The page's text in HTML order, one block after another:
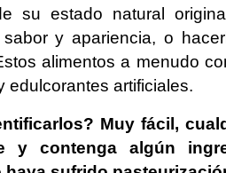
su estado natural
y apariencia, o
alimentos a menudo
edulcorantes artificiales.
Muy fácil,
y contenga algún